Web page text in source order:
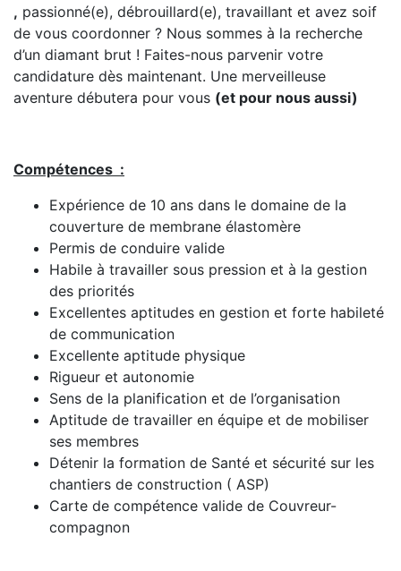
, passionné(e), débrouillard(e), travaillant et avez soif
de vous coordonner ? Nous sommes à la recherche
d’un diamant brut ! Faites-nous parvenir votre
candidature dès maintenant. Une merveilleuse
aventure débutera pour vous (et pour nous aussi)
Compétences :
Expérience de 10 ans dans le domaine de la
couverture de membrane élastomère
Permis de conduire valide
Habile à travailler sous pression et à la gestion
des priorités
Excellentes aptitudes en gestion et forte habileté
de communication
Excellente aptitude physique
Rigueur et autonomie
Sens de la planification et de l’organisation
Aptitude de travailler en équipe et de mobiliser
ses membres
Détenir la formation de Santé et sécurité sur les
chantiers de construction ( ASP)
Carte de compétence valide de Couvreur-
compagnon